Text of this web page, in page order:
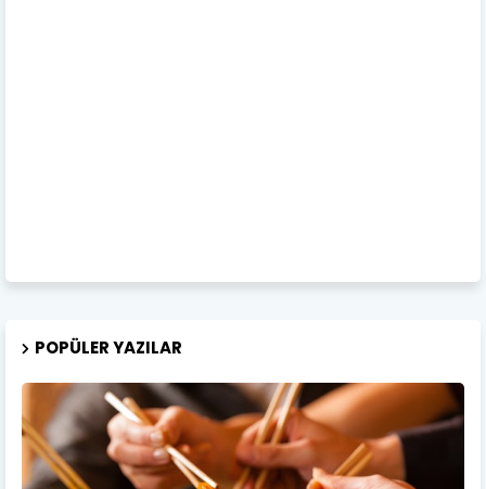
POPÜLER YAZILAR